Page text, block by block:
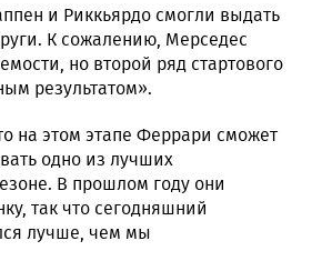
и Риккьярдо смогли выдать
К сожалению, Мерседес
но второй ряд стартового
результатом».
на этом этапе Феррари сможет
одно из лучших
В прошлом году они
так что сегодняшний
лучше, чем мы